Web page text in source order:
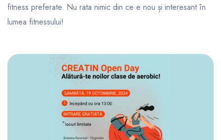
fitness preferate. Nu rata nimic din ce e nou și interesant în
lumea fitnessului!